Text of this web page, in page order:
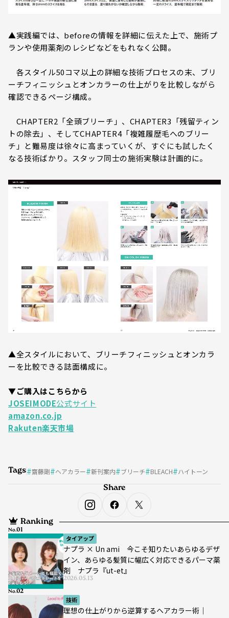
▲実践編では、beforeの情報を詳細に伝えた上で、施術プ
ランや使用薬剤のレシピなどをもれなく公開。
各スタイル50コマ以上の詳細な技術プロセスの末、ブリ
ーチフィニッシュとオンカラーの仕上がりを比較しながら
確認できるページ構成。
CHAPTER2「全頭ブリーチ」、CHAPTER3「残留ティン
トの除去」、そしてCHAPTER4「複雑履歴毛へのブリー
チ」と難易度は徐々に高まっていくが、すぐにも試したく
なる技術ばかり。スタッフ同士の施術実験は計画的に。
▲全スタイルにおいて、ブリーチフィニッシュとオンカラ
ーを比較できる誌面構成に。
▼ご購入はこちらから
JOSEIMODE公式サイト
amazon.co.jp
Rakuten楽天市場
Tags 齋藤剛 ヘアカラー 新刊案内 ブリーチ BLEACH ハイトーン
Ranking
タイアップ
ナプラ × Un ami 今こそ知りたいあらゆるデザ
イン、あらゆる髪質に幅広く対応できるパーマ薬
剤 ナプラ『ut-et』
2026.05.13
No.
技術
理想の仕上がりから逆算するヘアカラー術｜
No.
Share